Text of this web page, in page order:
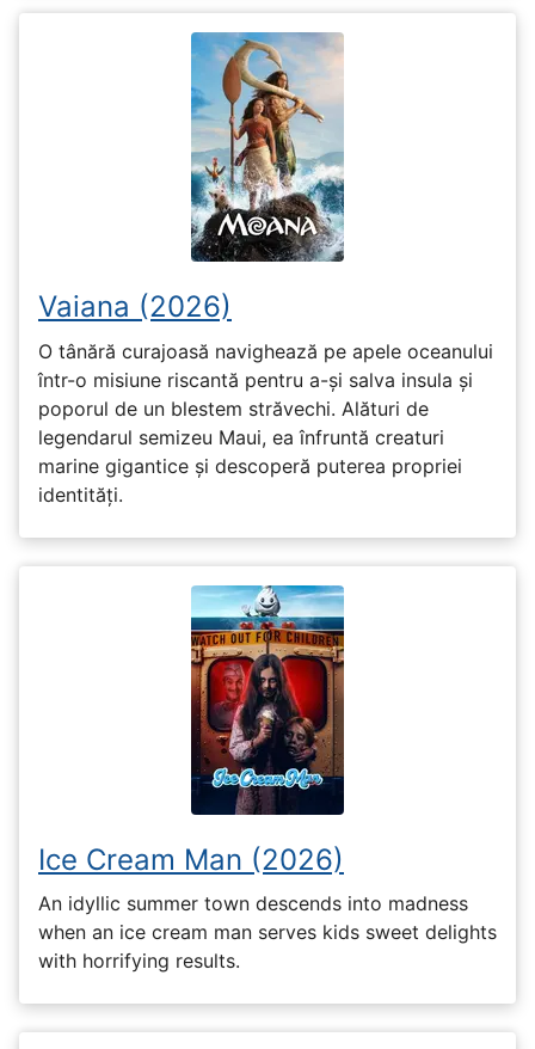
Vaiana (2026)
O tânără curajoasă navighează pe apele oceanului
într-o misiune riscantă pentru a-și salva insula și
poporul de un blestem străvechi. Alături de
legendarul semizeu Maui, ea înfruntă creaturi
marine gigantice și descoperă puterea propriei
identități.
Ice Cream Man (2026)
An idyllic summer town descends into madness
when an ice cream man serves kids sweet delights
with horrifying results.